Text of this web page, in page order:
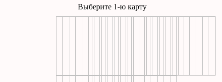
Выберите 1-ю карту